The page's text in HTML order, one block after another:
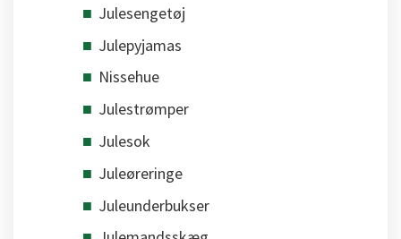
Julesengetøj
Julepyjamas
Nissehue
Julestrømper
Julesok
Juleøreringe
Juleunderbukser